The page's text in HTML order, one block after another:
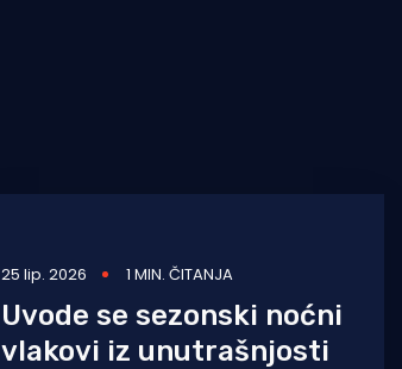
25 lip. 2026 1 MIN. ČITANJA
Uvode se sezonski noćni
vlakovi iz unutrašnjosti